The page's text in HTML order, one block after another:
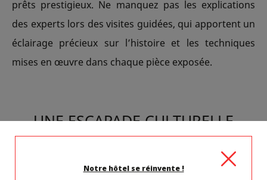
prêts prestigieux. Ne manquez pas les explications
des experts lors des visites guidées, qui apportent un
éclairage précieux sur l’histoire et les techniques
mises en œuvre dans chaque pièce exposée.
UNE ESCAPADE CULTURELLE
DEPUIS L’HÔTEL VICE-VERSA
Idéalement situé dans le 15e arrondissement de
Notre hôtel se réinvente !